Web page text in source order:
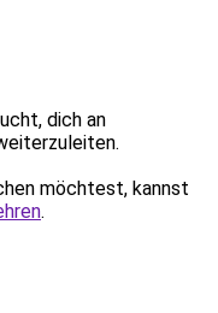
dich an
möchtest, kannst
.